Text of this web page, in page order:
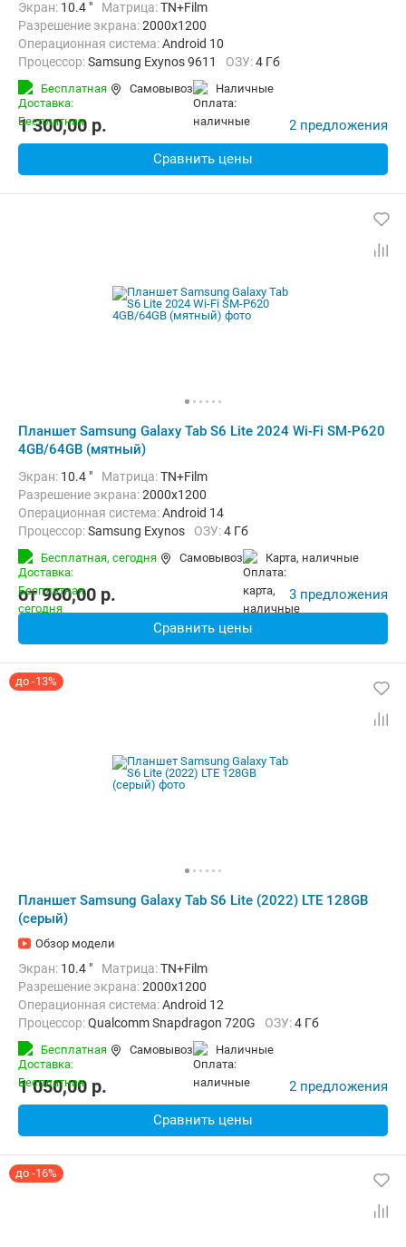
Экран: 10.4 " Матрица:TN+Film
Разрешение экрана:2000x1200
Операционная система:Android 10
Процессор:Samsung Exynos 9611 ОЗУ:4 Гб
Встроенная память:
Тыловая камера:
Беспроводная связь:
4G (LTE), Bluetooth, Wi-Fi
Бесплатная Самовывоз наличные
1 300,00 p. 2 предложения
Сравнить цены
Планшет Samsung Galaxy Tab S6 Lite 2024 Wi-Fi SM-P620
4GB/64GB (мятный)
Экран: 10.4 " Матрица:TN+Film
Разрешение экрана:2000x1200
Операционная система:Android 14
Процессор:Samsung Exynos ОЗУ:4 Гб
Встроенная память:
Тыловая камера:
Беспроводная связь:
Bluetooth, Wi-Fi
Комплектация:
465 г
Бесплатная, сегодня Самовывоз карта, наличные
от960,00 p. 3 предложения
Сравнить цены
до -13%
Планшет Samsung Galaxy Tab S6 Lite (2022) LTE 128GB
(серый)
Обзор модели
Экран: 10.4 " Матрица:TN+Film
Разрешение экрана:2000x1200
Операционная система:Android 12
Процессор:Qualcomm Snapdragon 720G ОЗУ:4 Гб
Встроенная память:
Тыловая камера:
Беспроводная связь:
4G (LTE), Bluetooth, Wi-Fi
Комплектация:
Вес:467 г
Бесплатная Самовывоз наличные
1 050,00 p. 2 предложения
Сравнить цены
до -16%